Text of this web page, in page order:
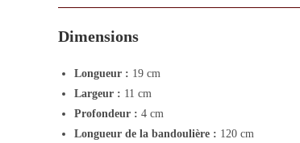
Dimensions
Longueur : 19 cm
Largeur : 11 cm
Profondeur : 4 cm
Longueur de la bandoulière : 120 cm